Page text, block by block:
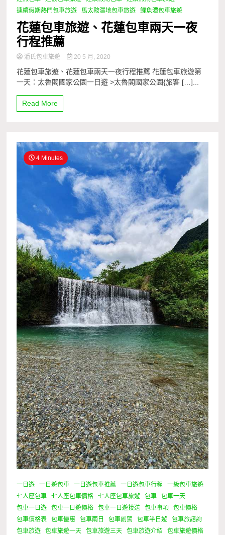
連續假期熱門包車旅遊
馬太鞍濕地包車旅遊 鯉魚潭包車旅遊
花蓮包車旅遊、花蓮包車兩天一夜
行程推薦
潘氏包車旅遊 20 5 月, 2020
花蓮包車旅遊、花蓮包車兩天一夜行程推薦 花蓮包車旅遊第
一天：太魯閣國家公園一日遊 >太魯閣國家公園{旅客 […]...
Read More
4 Minutes
一日遊 一日遊包車 一日遊包車推薦 一日遊包車行程
一級包車旅遊
七人座包車
七人座包車價格 七人座包車旅遊 包車
包車一天
包車一日遊
包車一日遊價格 包車一日遊接送 包車事項
包車價格
包車價格表
包車優惠 包車兩日 包車副駕 包車半日遊
包車旅諮詢
包車旅遊
包車旅遊一天 包車旅遊三天 包車旅遊介紹
包車旅遊價格